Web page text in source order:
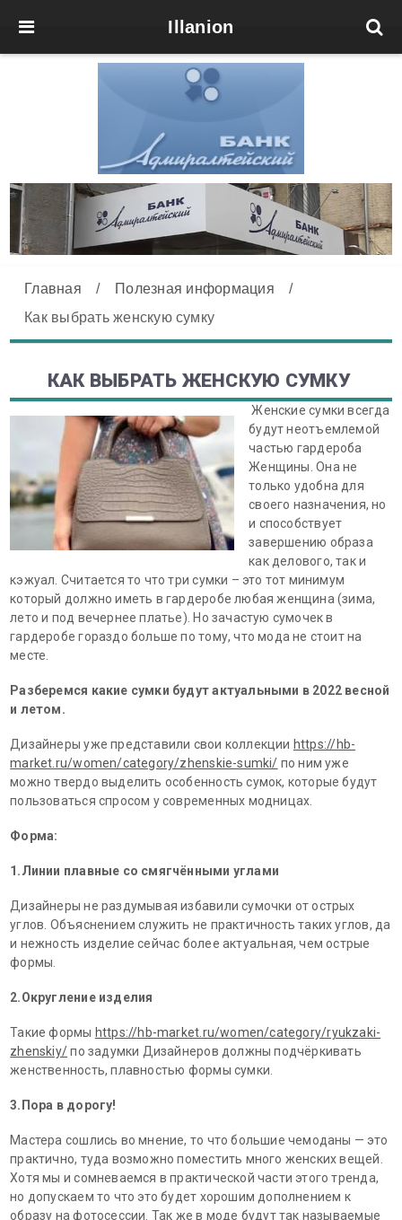
Illanion
Главная / Полезная информация
/
Как выбрать женскую сумку
КАК ВЫБРАТЬ ЖЕНСКУЮ СУМКУ
Женские сумки всегда
будут неотъемлемой
частью гардероба
Женщины. Она не
только удобна для
своего назначения, но
и способствует
завершению образа
как делового, так и
кэжуал. Считается то что три сумки – это тот минимум
который должно иметь в гардеробе любая женщина (зима,
лето и под вечернее платье). Но зачастую сумочек в
гардеробе гораздо больше по тому, что мода не стоит на
месте.
Разберемся какие сумки будут актуальными в 2022 весной
и летом.
Дизайнеры уже представили свои коллекции https://hb-
market.ru/women/category/zhenskie-sumki/ по ним уже
можно твердо выделить особенность сумок, которые будут
пользоваться спросом у современных модницах.
Форма:
1.Линии плавные со смягчёнными углами
Дизайнеры не раздумывая избавили сумочки от острых
углов. Объяснением служить не практичность таких углов, да
и нежность изделие сейчас более актуальная, чем острые
формы.
2.Округление изделия
Такие формы https://hb-market.ru/women/category/ryukzaki-
zhenskiy/по задумки Дизайнеров должны подчёркивать
женственность, плавностью формы сумки.
3.Пора в дорогу!
Мастера сошлись во мнение, то что большие чемоданы — это
практично, туда возможно поместить много женских вещей.
Хотя мы и сомневаемся в практической части этого тренда,
но допускаем то что это будет хорошим дополнением к
образу на фотосессии. Так же в моде будут так называемые